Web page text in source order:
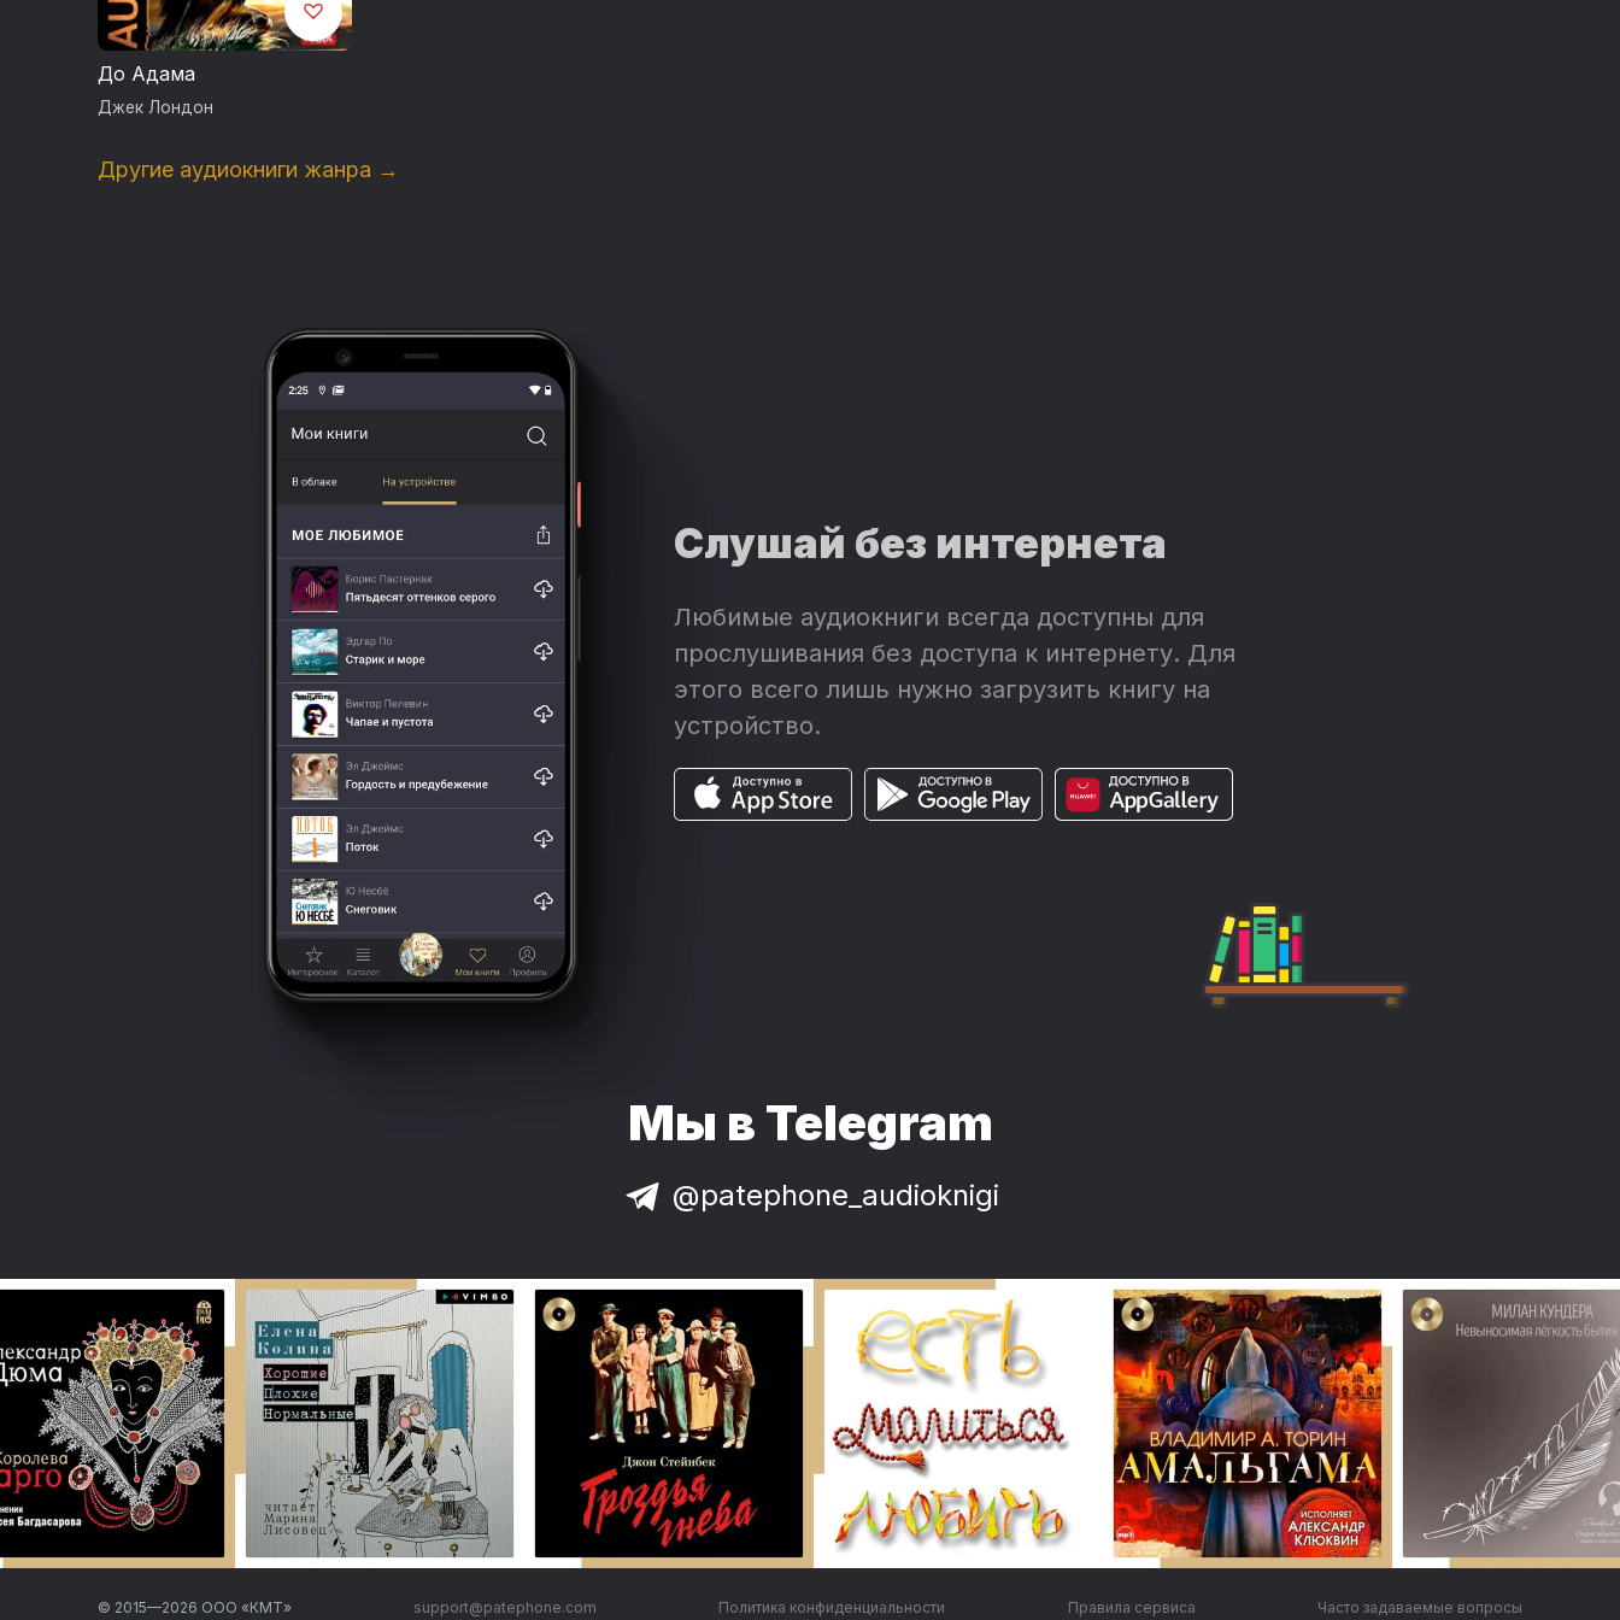
До Адама
Джек Лондон
Другие аудиокниги жанра →
Слушай без интернета
Любимые аудиокниги всегда доступны для
прослушивания без доступа к интернету. Для
этого всего лишь нужно загрузить книгу на
устройство.
Мы в Telegram
@patephone_audioknigi
© 2015—2026 ООО «КМТ» support@patephone.com Политика конфиденциальности Правила сервиса Часто задаваемые вопросы